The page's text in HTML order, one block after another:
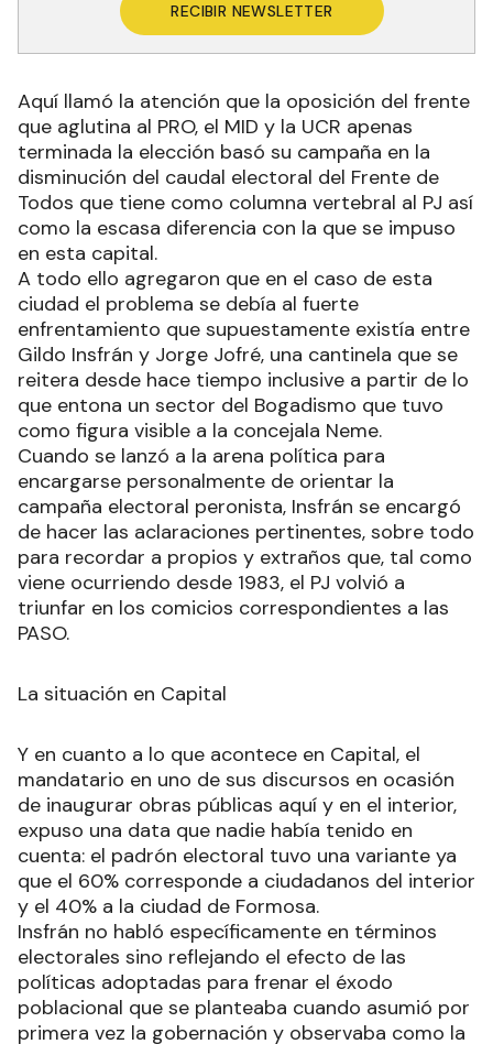
RECIBIR NEWSLETTER
Aquí llamó la atención que la oposición del frente
que aglutina al PRO, el MID y la UCR apenas
terminada la elección basó su campaña en la
disminución del caudal electoral del Frente de
Todos que tiene como columna vertebral al PJ así
como la escasa diferencia con la que se impuso
en esta capital.
A todo ello agregaron que en el caso de esta
ciudad el problema se debía al fuerte
enfrentamiento que supuestamente existía entre
Gildo Insfrán y Jorge Jofré, una cantinela que se
reitera desde hace tiempo inclusive a partir de lo
que entona un sector del Bogadismo que tuvo
como figura visible a la concejala Neme.
Cuando se lanzó a la arena política para
encargarse personalmente de orientar la
campaña electoral peronista, Insfrán se encargó
de hacer las aclaraciones pertinentes, sobre todo
para recordar a propios y extraños que, tal como
viene ocurriendo desde 1983, el PJ volvió a
triunfar en los comicios correspondientes a las
PASO.
La situación en Capital
Y en cuanto a lo que acontece en Capital, el
mandatario en uno de sus discursos en ocasión
de inaugurar obras públicas aquí y en el interior,
expuso una data que nadie había tenido en
cuenta: el padrón electoral tuvo una variante ya
que el 60% corresponde a ciudadanos del interior
y el 40% a la ciudad de Formosa.
Insfrán no habló específicamente en términos
electorales sino reflejando el efecto de las
políticas adoptadas para frenar el éxodo
poblacional que se planteaba cuando asumió por
primera vez la gobernación y observaba como la